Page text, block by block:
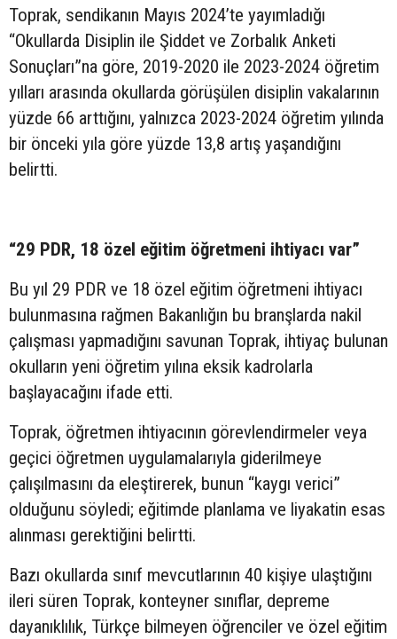
Toprak, sendikanın Mayıs 2024’te yayımladığı
“Okullarda Disiplin ile Şiddet ve Zorbalık Anketi
Sonuçları”na göre, 2019-2020 ile 2023-2024 öğretim
yılları arasında okullarda görüşülen disiplin vakalarının
yüzde 66 arttığını, yalnızca 2023-2024 öğretim yılında
bir önceki yıla göre yüzde 13,8 artış yaşandığını
belirtti.
“29 PDR, 18 özel eğitim öğretmeni ihtiyacı var”
Bu yıl 29 PDR ve 18 özel eğitim öğretmeni ihtiyacı
bulunmasına rağmen Bakanlığın bu branşlarda nakil
çalışması yapmadığını savunan Toprak, ihtiyaç bulunan
okulların yeni öğretim yılına eksik kadrolarla
başlayacağını ifade etti.
Toprak, öğretmen ihtiyacının görevlendirmeler veya
geçici öğretmen uygulamalarıyla giderilmeye
çalışılmasını da eleştirerek, bunun “kaygı verici”
olduğunu söyledi; eğitimde planlama ve liyakatin esas
alınması gerektiğini belirtti.
Bazı okullarda sınıf mevcutlarının 40 kişiye ulaştığını
ileri süren Toprak, konteyner sınıflar, depreme
dayanıklılık, Türkçe bilmeyen öğrenciler ve özel eğitim